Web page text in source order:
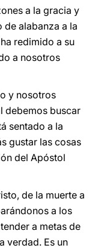
a la gracia y
alabanza a la
redimido a su
a nosotros
y nosotros
debemos buscar
sentado a la
gustar las cosas
del Apóstol
de la muerte a
a los
a metas de
verdad. Es un